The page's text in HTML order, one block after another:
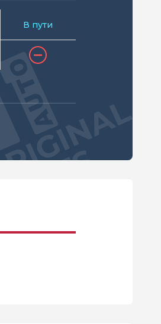
В пути